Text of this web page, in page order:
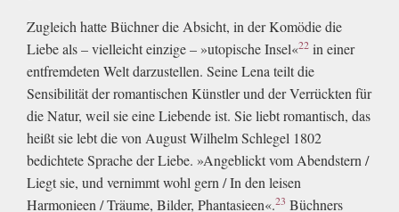
Zugleich hatte Büchner die Absicht, in der Komödie die
Liebe als – vielleicht einzige – »utopische Insel«22 in einer
entfremdeten Welt darzustellen. Seine Lena teilt die
Sensibilität der romantischen Künstler und der Verrückten für
die Natur, weil sie eine Liebende ist. Sie liebt romantisch, das
heißt sie lebt die von August Wilhelm Schlegel 1802
bedichtete Sprache der Liebe. »Angeblickt vom Abendstern /
Liegt sie, und vernimmt wohl gern / In den leisen
Harmonieen / Träume, Bilder, Phantasieen«.23 Büchners